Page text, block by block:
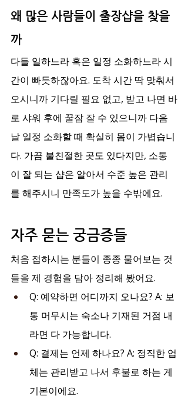
왜 많은 사람들이 출장샵을 찾을
까
다들 일하느라 혹은 일정 소화하느라 시
간이 빠듯하잖아요. 도착 시간 딱 맞춰서
오시니까 기다릴 필요 없고, 받고 나면 바
로 샤워 후에 꿀잠 잘 수 있으니까 다음
날 일정 소화할 때 확실히 몸이 가볍습니
다. 가끔 불친절한 곳도 있다지만, 소통
이 잘 되는 샵은 알아서 수준 높은 관리
를 해주시니 만족도가 높을 수밖에요.
자주 묻는 궁금증들
처음 접하시는 분들이 종종 물어보는 것
들을 제 경험을 담아 정리해 봤어요.
Q: 예약하면 어디까지 오나요? A: 보
통 머무시는 숙소나 기재된 거점 내
라면 다 가능합니다.
Q: 결제는 언제 하나요? A: 정직한 업
체는 관리받고 나서 후불로 하는 게
기본이에요.